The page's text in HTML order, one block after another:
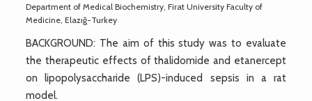
Department of Medical Biochemistry, Firat University Faculty of
Medicine, Elazığ-Turkey
BACKGROUND: The aim of this study was to evaluate
the therapeutic effects of thalidomide and etanercept
on lipopolysaccharide (LPS)-induced sepsis in a rat
model.